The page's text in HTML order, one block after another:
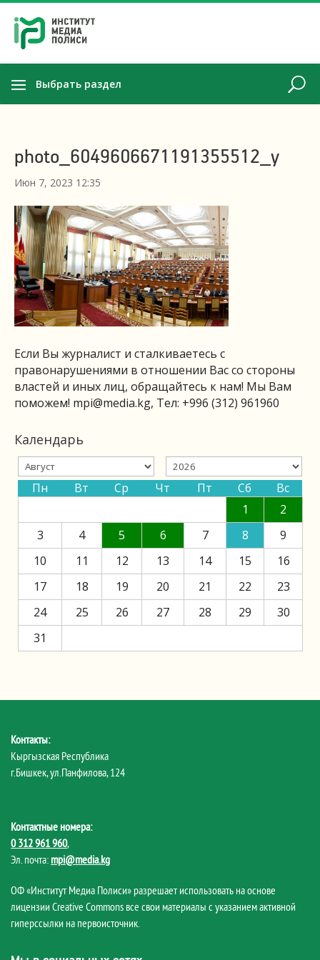
Выбрать раздел
photo_6049606671191355512_y
Июн 7, 2023 12:35
Если Вы журналист и сталкиваетесь с
правонарушениями в отношении Вас со стороны
властей и иных лиц, обращайтесь к нам! Мы Вам
поможем! mpi@media.kg, Тел: +996 (312) 961960
Календарь
Пн Вт Ср Чт Пт Сб
Вс
1
2
3
4 5 6 7 8
9
10
11 12 13 14 15
16
17
18 19 20 21 22
23
24
25 26 27 28 29
30
31
Контакты:
Кыргызская Республика
г.Бишкек, ул.Панфилова, 124
Контактные номера:
0 312 961 960,
Эл. почта: mpi@media.kg
ОФ «Институт Медиа Полиси» разрешает использовать на основе
лицензии Creative Commons все свои материалы с указанием активной
гиперссылки на первоисточник.